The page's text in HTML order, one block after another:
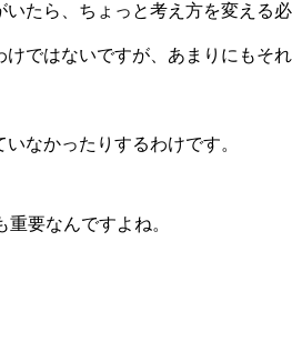
たら、ちょっと考え方を変える必
ではないですが、あまりにもそ
なかったりするわけです。
要なんですよね。